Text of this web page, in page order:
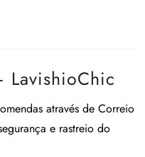
LavishioChic
através de Correio
e rastreio do